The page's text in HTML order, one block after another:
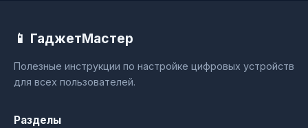
📱 ГаджетМастер
Полезные инструкции по настройке цифровых устройств
для всех пользователей.
Разделы